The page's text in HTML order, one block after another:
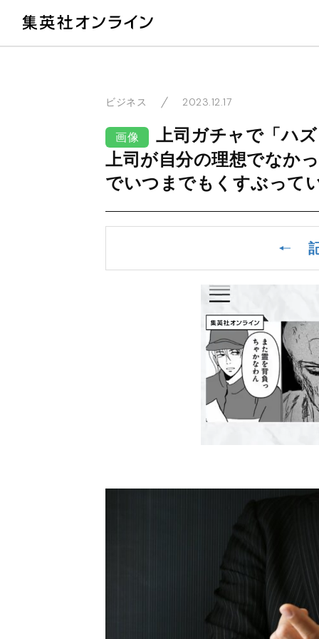
ビジネス 2023.12.17
画像
上司ガチャで「ハ
上司が自分の理想でなか
でいつまでもくすぶって